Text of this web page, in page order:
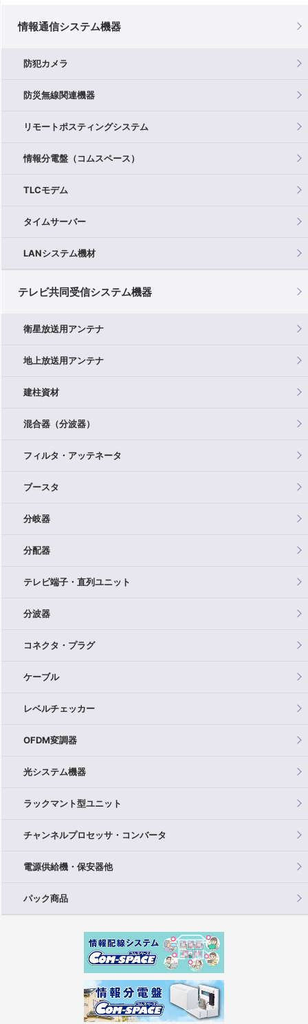
情報通信システム機器
防犯カメラ
防災無線関連機器
リモートポスティングシステム
情報分電盤（コムスペース）
TLCモデム
タイムサーバー
LANシステム機材
テレビ共同受信システム機器
衛星放送用アンテナ
地上放送用アンテナ
建柱資材
混合器（分波器）
フィルタ・アッテネータ
ブースタ
分岐器
分配器
テレビ端子・直列ユニット
分波器
コネクタ・プラグ
ケーブル
レベルチェッカー
OFDM変調器
光システム機器
ラックマント型ユニット
チャンネルプロセッサ・コンバータ
電源供給機・保安器他
パック商品